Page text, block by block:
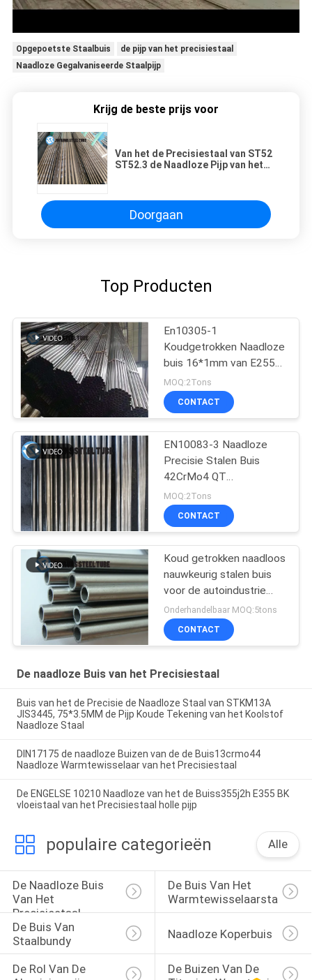
Opgepoetste Staalbuis
de pijp van het precisiestaal
Naadloze Gegalvaniseerde Staalpijp
Krijg de beste prijs voor
Van het de Precisiestaal van ST52
ST52.3 de Naadloze Pijp van het
Doorgaan
Top Producten
En10305-1
Koudgetrokken Naadloze
buis 16*1mm van E255
voor Automobielindustrie
MOQ:2Tons
CONTACT
EN10083-3 Naadloze
Precisie Stalen Buis
42CrMo4 QT
Koudgetrokken
Geëxtrudeerd
MOQ:2Tons
CONTACT
Koud getrokken naadloos
nauwkeurig stalen buis
voor de autoindustrie
E235 NBK EN10305-1
Onderhandelbaar MOQ:5tons
CONTACT
De naadloze Buis van het Precisiestaal
Buis van het de Precisie de Naadloze Staal van STKM13A
JIS3445, 75*3.5MM de Pijp Koude Tekening van het Koolstof
Naadloze Staal
DIN17175 de naadloze Buizen van de de Buis13crmo44
Naadloze Warmtewisselaar van het Precisiestaal
De ENGELSE 10210 Naadloze van het de Buiss355j2h E355 BK
vloeistaal van het Precisiestaal holle pijp
populaire categorieën Alle
De Naadloze Buis
Van Het
Precisiestaal
De Buis Van Het
Warmtewisselaarstaal
De Buis Van
Staalbundy
Naadloze Koperbuis
De Rol Van De
De Buizen Van De